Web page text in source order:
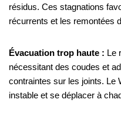
résidus. Ces stagnations
récurrents et les remontées
Évacuation trop haute : Le
nécessitant des coudes et
contraintes sur les joints. Le
instable et se déplacer à